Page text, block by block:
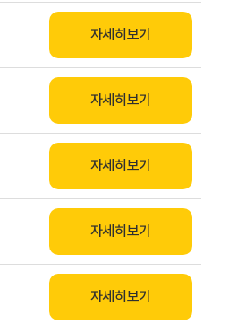
자세히보기
자세히보기
자세히보기
자세히보기
자세히보기